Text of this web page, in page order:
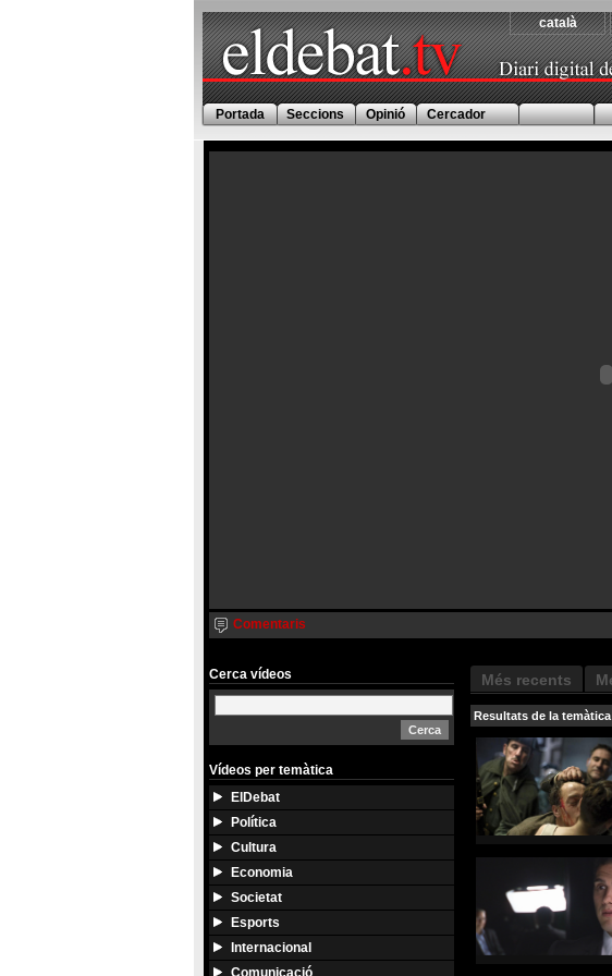
català
Portada Seccions Opinió Cercador
Comentaris
Cerca vídeos
Vídeos per temàtica
ElDebat
Política
Cultura
Economia
Societat
Esports
Internacional
Comunicació
Més recents
Resultats de la